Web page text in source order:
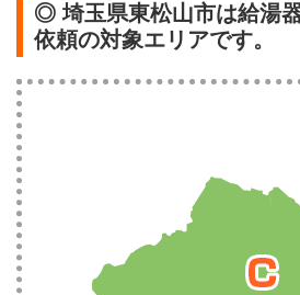
◎ 埼玉県東松山市は給湯
依頼の対象エリアです。